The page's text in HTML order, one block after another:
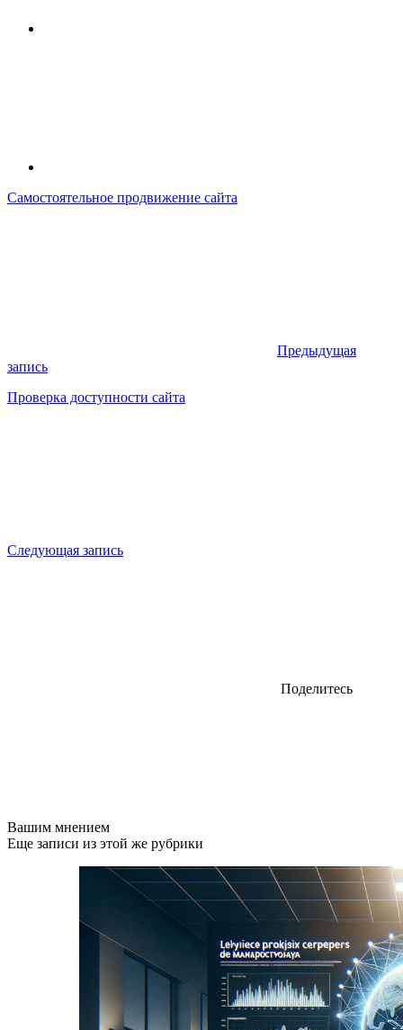
Самостоятельное продвижение сайта
Предыдущая
запись
Проверка доступности сайта
Следующая запись
Поделитесь
Вашим мнением
Еще записи из этой же рубрики